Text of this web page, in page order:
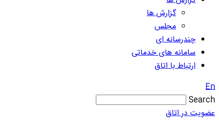
گزارش ها
مجلس
چندرسانه ای
سامانه های خدماتی
ارتباط با اتاق
En
Search
عضویت در اتاق